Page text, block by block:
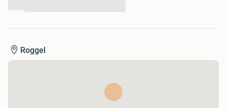
Roggel